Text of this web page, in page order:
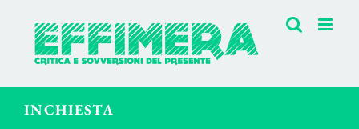
contenuto
INCHIESTA